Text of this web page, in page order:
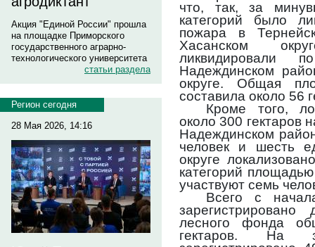
Акция "Единой России" прошла
на площадке Приморского
государственного аграрно-
технологического университета
статьи раздела
Регион сегодня
28 Мая 2026, 14:16
что, так, за
категорий было
пожара в
Хасанском
ликвидировали
Надеждинском
округе. Общая
составила около 56
Кроме того,
около 300 гектаров
Надеждинском
человек и шесть
округе
категорий
участвуют семь
Всего с
лесного фонда
гектаров. На